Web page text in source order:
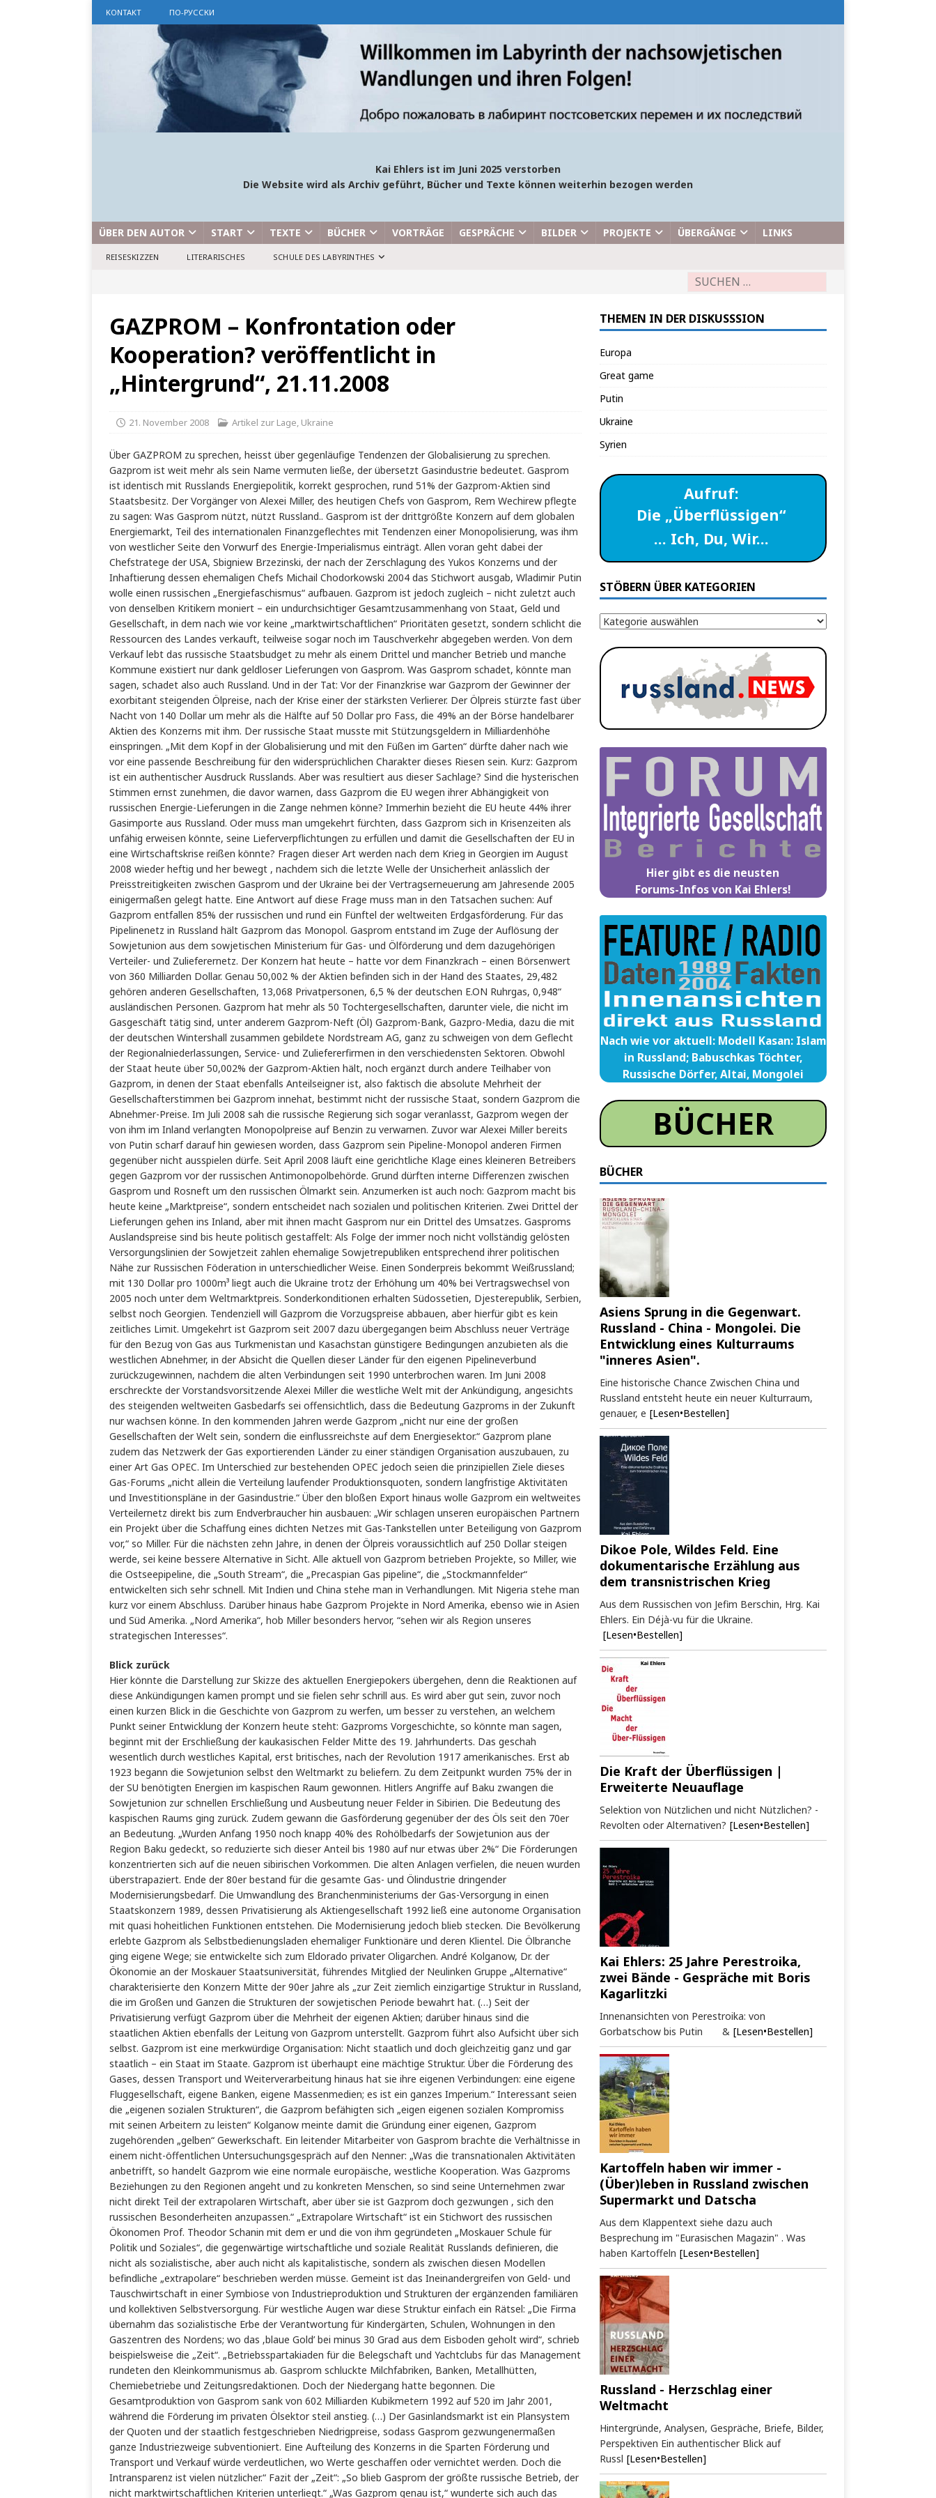
KONTAKT ПО-РУССКИ
Kai Ehlers ist im Juni 2025 verstorben
Die Website wird als Archiv geführt, Bücher und Texte können weiterhin bezogen werden
ÜBER DEN AUTOR START TEXTE BÜCHER VORTRÄGE GESPRÄCHE BILDER PROJEKTE ÜBERGÄNGE LINKS
REISESKIZZEN LITERARISCHES SCHULE DES LABYRINTHES
GAZPROM – Konfrontation oder
Kooperation? veröffentlicht in
„Hintergrund“, 21.11.2008
21. November 2008 Artikel zur Lage, Ukraine
Über GAZPROM zu sprechen, heisst über gegenläufige Tendenzen der Globalisierung zu sprechen.
Gazprom ist weit mehr als sein Name vermuten ließe, der übersetzt Gasindustrie bedeutet. Gasprom
ist identisch mit Russlands Energiepolitik, korrekt gesprochen, rund 51% der Gazprom-Aktien sind
Staatsbesitz. Der Vorgänger von Alexei Miller, des heutigen Chefs von Gasprom, Rem Wechirew pflegte
zu sagen: Was Gasprom nützt, nützt Russland.. Gasprom ist der drittgrößte Konzern auf dem globalen
Energiemarkt, Teil des internationalen Finanzgeflechtes mit Tendenzen einer Monopolisierung, was ihm
von westlicher Seite den Vorwurf des Energie-Imperialismus einträgt. Allen voran geht dabei der
Chefstratege der USA, Sbigniew Brzezinski, der nach der Zerschlagung des Yukos Konzerns und der
Inhaftierung dessen ehemaligen Chefs Michail Chodorkowski 2004 das Stichwort ausgab, Wladimir Putin
wolle einen russischen „Energiefaschismus“ aufbauen. Gazprom ist jedoch zugleich – nicht zuletzt auch
von denselben Kritikern moniert – ein undurchsichtiger Gesamtzusammenhang von Staat, Geld und
Gesellschaft, in dem nach wie vor keine „marktwirtschaftlichen“ Prioritäten gesetzt, sondern schlicht die
Ressourcen des Landes verkauft, teilweise sogar noch im Tauschverkehr abgegeben werden. Von dem
Verkauf lebt das russische Staatsbudget zu mehr als einem Drittel und mancher Betrieb und manche
Kommune existiert nur dank geldloser Lieferungen von Gasprom. Was Gasprom schadet, könnte man
sagen, schadet also auch Russland. Und in der Tat: Vor der Finanzkrise war Gazprom der Gewinner der
exorbitant steigenden Ölpreise, nach der Krise einer der stärksten Verlierer. Der Ölpreis stürzte fast über
Nacht von 140 Dollar um mehr als die Hälfte auf 50 Dollar pro Fass, die 49% an der Börse handelbarer
Aktien des Konzerns mit ihm. Der russische Staat musste mit Stützungsgeldern in Milliardenhöhe
einspringen. „Mit dem Kopf in der Globalisierung und mit den Füßen im Garten“ dürfte daher nach wie
vor eine passende Beschreibung für den widersprüchlichen Charakter dieses Riesen sein. Kurz: Gazprom
ist ein authentischer Ausdruck Russlands. Aber was resultiert aus dieser Sachlage? Sind die hysterischen
Stimmen ernst zunehmen, die davor warnen, dass Gazprom die EU wegen ihrer Abhängigkeit von
russischen Energie-Lieferungen in die Zange nehmen könne? Immerhin bezieht die EU heute 44% ihrer
Gasimporte aus Russland. Oder muss man umgekehrt fürchten, dass Gazprom sich in Krisenzeiten als
unfähig erweisen könnte, seine Lieferverpflichtungen zu erfüllen und damit die Gesellschaften der EU in
eine Wirtschaftskrise reißen könnte? Fragen dieser Art werden nach dem Krieg in Georgien im August
2008 wieder heftig und her bewegt , nachdem sich die letzte Welle der Unsicherheit anlässlich der
Preisstreitigkeiten zwischen Gasprom und der Ukraine bei der Vertragserneuerung am Jahresende 2005
einigermaßen gelegt hatte. Eine Antwort auf diese Frage muss man in den Tatsachen suchen: Auf
Gazprom entfallen 85% der russischen und rund ein Fünftel der weltweiten Erdgasförderung. Für das
Pipelinenetz in Russland hält Gazprom das Monopol. Gasprom entstand im Zuge der Auflösung der
Sowjetunion aus dem sowjetischen Ministerium für Gas- und Ölförderung und dem dazugehörigen
Verteiler- und Zulieferernetz. Der Konzern hat heute – hatte vor dem Finanzkrach – einen Börsenwert
von 360 Milliarden Dollar. Genau 50,002 % der Aktien befinden sich in der Hand des Staates, 29,482
gehören anderen Gesellschaften, 13,068 Privatpersonen, 6,5 % der deutschen E.ON Ruhrgas, 0,948“
ausländischen Personen. Gazprom hat mehr als 50 Tochtergesellschaften, darunter viele, die nicht im
Gasgeschäft tätig sind, unter anderem Gazprom-Neft (Öl) Gazprom-Bank, Gazpro-Media, dazu die mit
der deutschen Wintershall zusammen gebildete Nordstream AG, ganz zu schweigen von dem Geflecht
der Regionalniederlassungen, Service- und Zuliefererfirmen in den verschiedensten Sektoren. Obwohl
der Staat heute über 50,002% der Gazprom-Aktien hält, noch ergänzt durch andere Teilhaber von
Gazprom, in denen der Staat ebenfalls Anteilseigner ist, also faktisch die absolute Mehrheit der
Gesellschafterstimmen bei Gazprom innehat, bestimmt nicht der russische Staat, sondern Gazprom die
Abnehmer-Preise. Im Juli 2008 sah die russische Regierung sich sogar veranlasst, Gazprom wegen der
von ihm im Inland verlangten Monopolpreise auf Benzin zu verwarnen. Zuvor war Alexei Miller bereits
von Putin scharf darauf hin gewiesen worden, dass Gazprom sein Pipeline-Monopol anderen Firmen
gegenüber nicht ausspielen dürfe. Seit April 2008 läuft eine gerichtliche Klage eines kleineren Betreibers
gegen Gazprom vor der russischen Antimonopolbehörde. Grund dürften interne Differenzen zwischen
Gasprom und Rosneft um den russischen Ölmarkt sein. Anzumerken ist auch noch: Gazprom macht bis
heute keine „Marktpreise“, sondern entscheidet nach sozialen und politischen Kriterien. Zwei Drittel der
Lieferungen gehen ins Inland, aber mit ihnen macht Gasprom nur ein Drittel des Umsatzes. Gasproms
Auslandspreise sind bis heute politisch gestaffelt: Als Folge der immer noch nicht vollständig gelösten
Versorgungslinien der Sowjetzeit zahlen ehemalige Sowjetrepubliken entsprechend ihrer politischen
Nähe zur Russischen Föderation in unterschiedlicher Weise. Einen Sonderpreis bekommt Weißrussland;
mit 130 Dollar pro 1000m³ liegt auch die Ukraine trotz der Erhöhung um 40% bei Vertragswechsel von
2005 noch unter dem Weltmarktpreis. Sonderkonditionen erhalten Südossetien, Djesterepublik, Serbien,
selbst noch Georgien. Tendenziell will Gazprom die Vorzugspreise abbauen, aber hierfür gibt es kein
zeitliches Limit. Umgekehrt ist Gazprom seit 2007 dazu übergegangen beim Abschluss neuer Verträge
für den Bezug von Gas aus Turkmenistan und Kasachstan günstigere Bedingungen anzubieten als die
westlichen Abnehmer, in der Absicht die Quellen dieser Länder für den eigenen Pipelineverbund
zurückzugewinnen, nachdem die alten Verbindungen seit 1990 unterbrochen waren. Im Juni 2008
erschreckte der Vorstandsvorsitzende Alexei Miller die westliche Welt mit der Ankündigung, angesichts
des steigenden weltweiten Gasbedarfs sei offensichtlich, dass die Bedeutung Gazproms in der Zukunft
nur wachsen könne. In den kommenden Jahren werde Gazprom „nicht nur eine der großen
Gesellschaften der Welt sein, sondern die einflussreichste auf dem Energiesektor.“ Gazprom plane
zudem das Netzwerk der Gas exportierenden Länder zu einer ständigen Organisation auszubauen, zu
einer Art Gas OPEC. Im Unterschied zur bestehenden OPEC jedoch seien die prinzipiellen Ziele dieses
Gas-Forums „nicht allein die Verteilung laufender Produktionsquoten, sondern langfristige Aktivitäten
und Investitionspläne in der Gasindustrie.“ Über den bloßen Export hinaus wolle Gazprom ein weltweites
Verteilernetz direkt bis zum Endverbraucher hin ausbauen: „Wir schlagen unseren europäischen Partnern
ein Projekt über die Schaffung eines dichten Netzes mit Gas-Tankstellen unter Beteiligung von Gazprom
vor,“ so Miller. Für die nächsten zehn Jahre, in denen der Ölpreis voraussichtlich auf 250 Dollar steigen
werde, sei keine bessere Alternative in Sicht. Alle aktuell von Gazprom betrieben Projekte, so Miller, wie
die Ostseepipeline, die „South Stream“, die „Precaspian Gas pipeline“, die „Stockmannfelder“
entwickelten sich sehr schnell. Mit Indien und China stehe man in Verhandlungen. Mit Nigeria stehe man
kurz vor einem Abschluss. Darüber hinaus habe Gazprom Projekte in Nord Amerika, ebenso wie in Asien
und Süd Amerika. „Nord Amerika“, hob Miller besonders hervor, “sehen wir als Region unseres
strategischen Interesses“.
Blick zurück
Hier könnte die Darstellung zur Skizze des aktuellen Energiepokers übergehen, denn die Reaktionen auf
diese Ankündigungen kamen prompt und sie fielen sehr schrill aus. Es wird aber gut sein, zuvor noch
einen kurzen Blick in die Geschichte von Gazprom zu werfen, um besser zu verstehen, an welchem
Punkt seiner Entwicklung der Konzern heute steht: Gazproms Vorgeschichte, so könnte man sagen,
beginnt mit der Erschließung der kaukasischen Felder Mitte des 19. Jahrhunderts. Das geschah
wesentlich durch westliches Kapital, erst britisches, nach der Revolution 1917 amerikanisches. Erst ab
1923 begann die Sowjetunion selbst den Weltmarkt zu beliefern. Zu dem Zeitpunkt wurden 75% der in
der SU benötigten Energien im kaspischen Raum gewonnen. Hitlers Angriffe auf Baku zwangen die
Sowjetunion zur schnellen Erschließung und Ausbeutung neuer Felder in Sibirien. Die Bedeutung des
kaspischen Raums ging zurück. Zudem gewann die Gasförderung gegenüber der des Öls seit den 70er
an Bedeutung. „Wurden Anfang 1950 noch knapp 40% des Rohölbedarfs der Sowjetunion aus der
Region Baku gedeckt, so reduzierte sich dieser Anteil bis 1980 auf nur etwas über 2%“ Die Förderungen
konzentrierten sich auf die neuen sibirischen Vorkommen. Die alten Anlagen verfielen, die neuen wurden
überstrapaziert. Ende der 80er bestand für die gesamte Gas- und Ölindustrie dringender
Modernisierungsbedarf. Die Umwandlung des Branchenministeriums der Gas-Versorgung in einen
Staatskonzern 1989, dessen Privatisierung als Aktiengesellschaft 1992 ließ eine autonome Organisation
mit quasi hoheitlichen Funktionen entstehen. Die Modernisierung jedoch blieb stecken. Die Bevölkerung
erlebte Gazprom als Selbstbedienungsladen ehemaliger Funktionäre und deren Klientel. Die Ölbranche
ging eigene Wege; sie entwickelte sich zum Eldorado privater Oligarchen. André Kolganow, Dr. der
Ökonomie an der Moskauer Staatsuniversität, führendes Mitglied der Neulinken Gruppe „Alternative“
charakterisierte den Konzern Mitte der 90er Jahre als „zur Zeit ziemlich einzigartige Struktur in Russland,
die im Großen und Ganzen die Strukturen der sowjetischen Periode bewahrt hat. (…) Seit der
Privatisierung verfügt Gazprom über die Mehrheit der eigenen Aktien; darüber hinaus sind die
staatlichen Aktien ebenfalls der Leitung von Gazprom unterstellt. Gazprom führt also Aufsicht über sich
selbst. Gazprom ist eine merkwürdige Organisation: Nicht staatlich und doch gleichzeitig ganz und gar
staatlich – ein Staat im Staate. Gazprom ist überhaupt eine mächtige Struktur. Über die Förderung des
Gases, dessen Transport und Weiterverarbeitung hinaus hat sie ihre eigenen Verbindungen: eine eigene
Fluggesellschaft, eigene Banken, eigene Massenmedien; es ist ein ganzes Imperium.“ Interessant seien
die „eigenen sozialen Strukturen“, die Gazprom befähigten sich „eigen eigenen sozialen Kompromiss
mit seinen Arbeitern zu leisten“ Kolganow meinte damit die Gründung einer eigenen, Gazprom
zugehörenden „gelben“ Gewerkschaft. Ein leitender Mitarbeiter von Gasprom brachte die Verhältnisse in
einem nicht-öffentlichen Untersuchungsgespräch auf den Nenner: „Was die transnationalen Aktivitäten
anbetrifft, so handelt Gazprom wie eine normale europäische, westliche Kooperation. Was Gazproms
Beziehungen zu den Regionen angeht und zu konkreten Menschen, so sind seine Unternehmen zwar
nicht direkt Teil der extrapolaren Wirtschaft, aber über sie ist Gazprom doch gezwungen , sich den
russischen Besonderheiten anzupassen.“ „Extrapolare Wirtschaft“ ist ein Stichwort des russischen
Ökonomen Prof. Theodor Schanin mit dem er und die von ihm gegründeten „Moskauer Schule für
Politik und Soziales“, die gegenwärtige wirtschaftliche und soziale Realität Russlands definieren, die
nicht als sozialistische, aber auch nicht als kapitalistische, sondern als zwischen diesen Modellen
befindliche „extrapolare“ beschrieben werden müsse. Gemeint ist das Ineinandergreifen von Geld- und
Tauschwirtschaft in einer Symbiose von Industrieproduktion und Strukturen der ergänzenden familiären
und kollektiven Selbstversorgung. Für westliche Augen war diese Struktur einfach ein Rätsel: „Die Firma
übernahm das sozialistische Erbe der Verantwortung für Kindergärten, Schulen, Wohnungen in den
Gaszentren des Nordens; wo das ‚blaue Gold’ bei minus 30 Grad aus dem Eisboden geholt wird“, schrieb
beispielsweise die „Zeit“. „Betriebsspartakiaden für die Belegschaft und Yachtclubs für das Management
rundeten den Kleinkommunismus ab. Gasprom schluckte Milchfabriken, Banken, Metallhütten,
Chemiebetriebe und Zeitungsredaktionen. Doch der Niedergang hatte begonnen. Die
Gesamtproduktion von Gasprom sank von 602 Milliarden Kubikmetern 1992 auf 520 im Jahr 2001,
während die Förderung im privaten Ölsektor steil anstieg. (…) Der Gasinlandsmarkt ist ein Plansystem
der Quoten und der staatlich festgeschrieben Niedrigpreise, sodass Gasprom gezwungenermaßen
ganze Industriezweige subventioniert. Eine Aufteilung des Konzerns in die Sparten Förderung und
Transport und Verkauf würde verdeutlichen, wo Werte geschaffen oder vernichtet werden. Doch die
Intransparenz ist vielen nützlicher.“ Fazit der „Zeit“: „So blieb Gasprom der größte russische Betrieb, der
nicht marktwirtschaftlichen Kriterien unterliegt.“ „Was Gazprom genau ist,“ wunderte sich auch das
THEMEN IN DER DISKUSSSION
Europa
Great game
Putin
Ukraine
Syrien
Aufruf:
Die „Überflüssigen“
… Ich, Du, Wir…
STÖBERN ÜBER KATEGORIEN
Hier gibt es die neusten
Forums-Infos von Kai Ehlers!
Nach wie vor aktuell: Modell Kasan: Islam
in Russland; Babuschkas Töchter,
Russische Dörfer, Altai, Mongolei
BÜCHER
BÜCHER
Asiens Sprung in die Gegenwart.
Russland - China - Mongolei. Die
Entwicklung eines Kulturraums
"inneres Asien".
Eine historische Chance Zwischen China und
Russland entsteht heute ein neuer Kulturraum,
genauer, e [Lesen•Bestellen]
Dikoe Pole, Wildes Feld. Eine
dokumentarische Erzählung aus
dem transnistrischen Krieg
Aus dem Russischen von Jefim Berschin, Hrg. Kai
Ehlers. Ein Déjà-vu für die Ukraine.
[Lesen•Bestellen]
Die Kraft der Überflüssigen |
Erweiterte Neuauflage
Selektion von Nützlichen und nicht Nützlichen? -
Revolten oder Alternativen? [Lesen•Bestellen]
Kai Ehlers: 25 Jahre Perestroika,
zwei Bände - Gespräche mit Boris
Kagarlitzki
Innenansichten von Perestroika: von
Gorbatschow bis Putin & [Lesen•Bestellen]
Kartoffeln haben wir immer -
(Über)leben in Russland zwischen
Supermarkt und Datscha
Aus dem Klappentext siehe dazu auch
Besprechung im "Eurasischen Magazin" . Was
haben Kartoffeln [Lesen•Bestellen]
Russland - Herzschlag einer
Weltmacht
Hintergründe, Analysen, Gespräche, Briefe, Bilder,
Perspektiven Ein authentischer Blick auf
Russl [Lesen•Bestellen]